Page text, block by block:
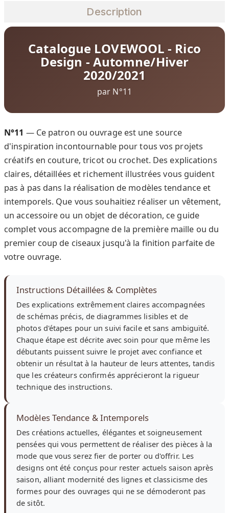
Description
Catalogue LOVEWOOL - Rico
Design - Automne/Hiver
2020/2021
par N°11
N°11 — Ce patron ou ouvrage est une source
d'inspiration incontournable pour tous vos projets
créatifs en couture, tricot ou crochet. Des explications
claires, détaillées et richement illustrées vous guident
pas à pas dans la réalisation de modèles tendance et
intemporels. Que vous souhaitiez réaliser un vêtement,
un accessoire ou un objet de décoration, ce guide
complet vous accompagne de la première maille ou du
premier coup de ciseaux jusqu'à la finition parfaite de
votre ouvrage.
Instructions Détaillées & Complètes
Des explications extrêmement claires accompagnées
de schémas précis, de diagrammes lisibles et de
photos d'étapes pour un suivi facile et sans ambiguïté.
Chaque étape est décrite avec soin pour que même les
débutants puissent suivre le projet avec confiance et
obtenir un résultat à la hauteur de leurs attentes, tandis
que les créateurs confirmés apprécieront la rigueur
technique des instructions.
Modèles Tendance & Intemporels
Des créations actuelles, élégantes et soigneusement
pensées qui vous permettent de réaliser des pièces à la
mode que vous serez fier de porter ou d'offrir. Les
designs ont été conçus pour rester actuels saison après
saison, alliant modernité des lignes et classicisme des
formes pour des ouvrages qui ne se démoderont pas
de sitôt.